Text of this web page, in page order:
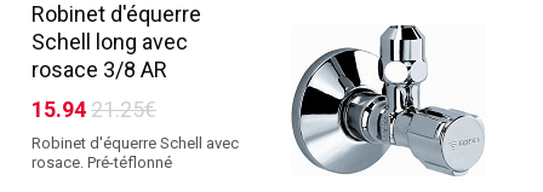
Robinet d'équerre
Schell long avec
rosace 3/8 AR
15.9421.25€
Robinet d'équerre Schell avec
rosace. Pré-téflonné